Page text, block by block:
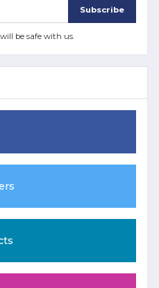
Subscribe
be safe with us.